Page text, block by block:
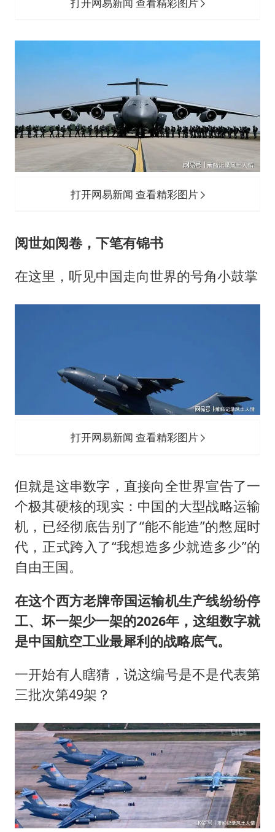
打开网易新闻 查看精彩图片
阅世如阅卷，下笔有锦书
在这里，听见中国走向世界的号角小鼓掌
打开网易新闻 查看精彩图片
但就是这串数字，直接向全世界宣告了一
个极其硬核的现实：中国的大型战略运输
机，已经彻底告别了“能不能造”的憋屈时
代，正式跨入了“我想造多少就造多少”的
自由王国。
在这个西方老牌帝国运输机生产线纷纷停
工、坏一架少一架的2026年，这组数字就
是中国航空工业最犀利的战略底气。
一开始有人瞎猜，说这编号是不是代表第
三批次第49架？